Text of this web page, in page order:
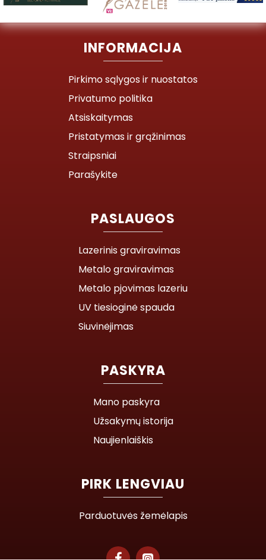
INFORMACIJA
Pirkimo sąlygos ir nuostatos
Privatumo politika
Atsiskaitymas
Pristatymas ir grąžinimas
Straipsniai
Parašykite
PASLAUGOS
Lazerinis graviravimas
Metalo graviravimas
Metalo pjovimas lazeriu
UV tiesioginė spauda
Siuvinėjimas
PASKYRA
Mano paskyra
Užsakymų istorija
Naujienlaiškis
PIRK LENGVIAU
Parduotuvės žemėlapis